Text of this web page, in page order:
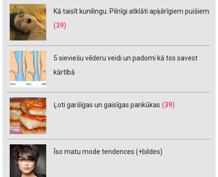
Kā taisīt kunilingu. Pilnīgi atklāti apķērīgiem puišiem.
(39)
5 sieviešu vēderu veidi un padomi kā tos savest
kārtībā
Ļoti garšīgas un gaisīgas pankūkas (39)
Īso matu mode tendences (+bildes)